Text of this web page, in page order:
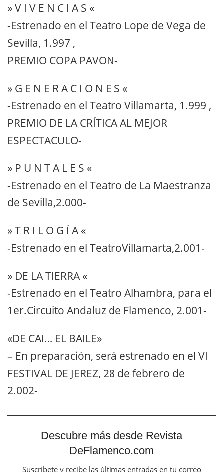
» V I V E N C I A S «
-Estrenado en el Teatro Lope de Vega de
Sevilla, 1.997 ,
PREMIO COPA PAVON-
» G E N E R A C I O N E S «
-Estrenado en el Teatro Villamarta, 1.999 ,
PREMIO DE LA CRÍTICA AL MEJOR
ESPECTACULO-
» P U N T A L E S «
-Estrenado en el Teatro de La Maestranza
de Sevilla,2.000-
» T R I L O G Í A «
-Estrenado en el TeatroVillamarta,2.001-
» DE LA TIERRA «
-Estrenado en el Teatro Alhambra, para el
1er.Circuito Andaluz de Flamenco, 2.001-
«DE CAI… EL BAILE»
– En preparación, será estrenado en el VI
FESTIVAL DE JEREZ, 28 de febrero de
2.002-
Descubre más desde Revista
DeFlamenco.com
Suscríbete y recibe las últimas entradas en tu correo